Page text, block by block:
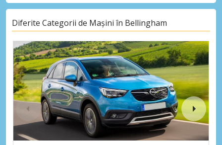
Diferite Categorii de Mașini în Bellingham